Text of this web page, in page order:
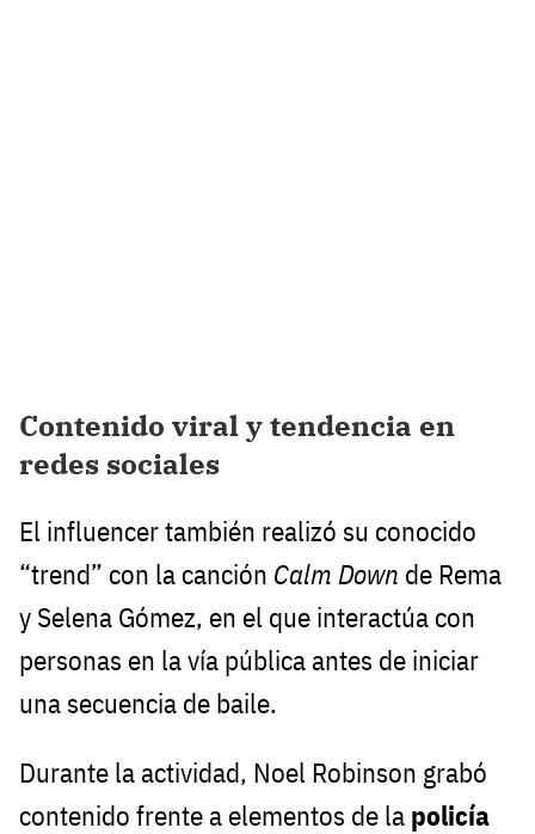
Contenido viral y tendencia en
redes sociales
El influencer también realizó su conocido
“trend” con la canción Calm Down de Rema
y Selena Gómez, en el que interactúa con
personas en la vía pública antes de iniciar
una secuencia de baile.
Durante la actividad, Noel Robinson grabó
contenido frente a elementos de la policía